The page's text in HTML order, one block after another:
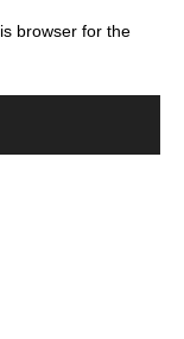
browser for the